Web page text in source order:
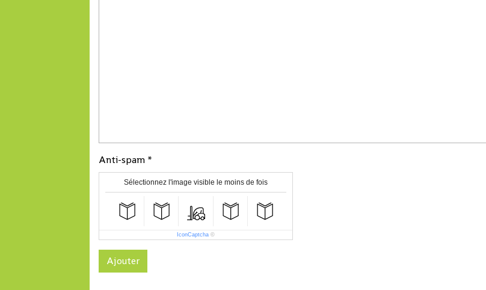
Anti-spam
Sélectionnez l'image visible le moins de fois
IconCaptcha ©
Ajouter